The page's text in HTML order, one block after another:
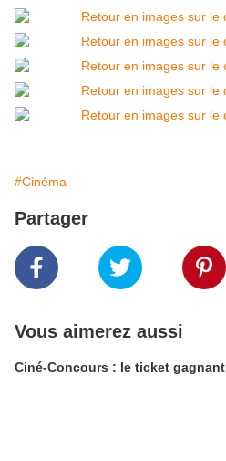
#Cinéma
Partager
Vous aimerez aussi
Ciné-Concours : le ticket gagnant